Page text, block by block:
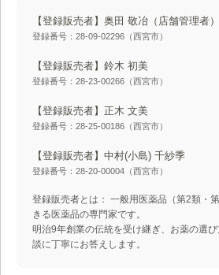
【登録販売者】奥田 敬冶 （店舗管理者）
登録番号：28-09-02296（西宮市）
【登録販売者】鈴木 初美
登録番号：28-23-00266（西宮市）
【登録販売者】正木 文美
登録番号：28-25-00186（西宮市）
【登録販売者】中村(小島) 千紗季
登録番号：28-20-00004（西宮市）
登録販売者とは： 一般用医薬品（第2類・
きる医薬品の専門家です。
明治9年創業の伝統を受け継ぎ、お薬の選
談に丁寧にお答えします。